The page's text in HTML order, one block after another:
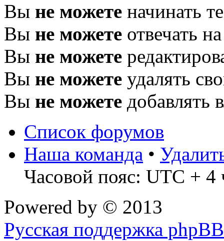
Вы не можете начинать
Вы не можете отвечать
Вы не можете
Вы не можете удалять
Вы не можете добавлять
Список форумов
Наша команда •
Часовой пояс: UTC + 4
Powered by © 2013
Русская поддержка phpBB